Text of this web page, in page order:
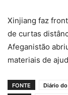
Xinjiang faz
de curtas
Afeganistão
materiais de
FONTE
Diário